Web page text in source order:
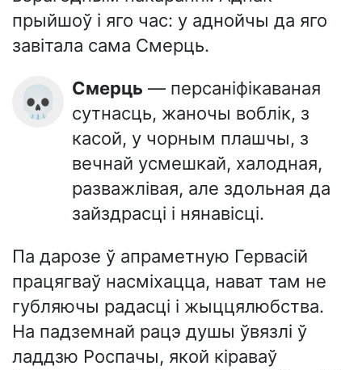
прыйшоў і яго час: у аднойчы да яго
завітала сама Смерць.
💀 Смерць — персаніфікаваная
сутнасць, жаночы воблік, з
касой, у чорным плашчы, з
вечнай усмешкай, халодная,
разважлівая, але здольная да
зайздрасці і нянавісці.
Па дарозе ў апраметную Гервасій
працягваў насміхацца, нават там не
губляючы радасці і жыццялюбства.
На падземнай рацэ душы ўвязлі ў
ладдзю Роспачы, якой кіраваў